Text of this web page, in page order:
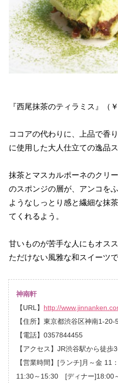
『西尾抹茶のティラミス』（￥
ココアの代わりに、上品で香
に使用した大人仕立ての逸品ス
抹茶とマスカルポーネのクリ
のスポンジの層が、アンコを
ようなしっとり感と繊細な抹
てくれるよう。
甘いものが苦手な人にもオス
ただけない風雅な和スイーツで
神南軒
【URL】 http://
【住所】東京都渋谷区神南1-20-
【電話】0357844455
【アクセス】JR渋谷駅から徒歩
【営業時間】[ランチ]月～金 11
11:30～15:30 [ディナー]18:00